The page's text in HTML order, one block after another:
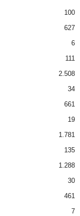
100
627
6
111
2.508
34
661
19
1.781
135
1.288
30
461
7